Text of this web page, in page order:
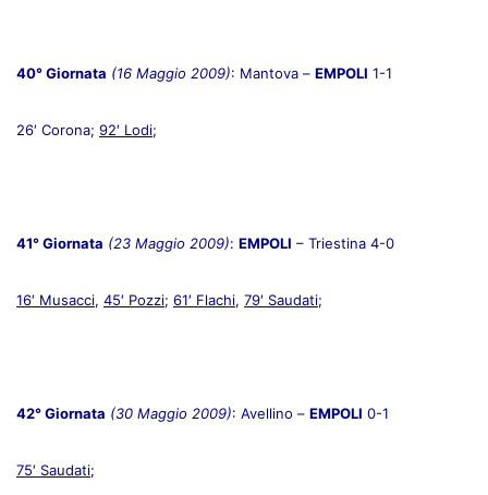
40° Giornata (16 Maggio 2009): Mantova – EMPOLI 1-1
26′ Corona; 92′ Lodi;
41° Giornata (23 Maggio 2009): EMPOLI – Triestina 4-0
16′ Musacci, 45′ Pozzi; 61′ Flachi, 79′ Saudati;
42° Giornata (30 Maggio 2009): Avellino – EMPOLI 0-1
75′ Saudati;